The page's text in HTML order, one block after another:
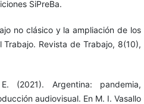
SiPreBa.
no clásico y la ampliación de los
Revista de Trabajo, 8(10),
(2021). Argentina: pandemia,
audiovisual. En M. I. Vasallo